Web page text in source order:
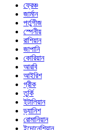
ফ্রেঞ্চ
জার্মান
পর্তুগীজ
স্পেনীয়
রাশিয়ান
জাপানি
কোরিয়ান
আরবি
আইরিশ
গ্রীক
তুর্কি
ইটালিয়ান
ড্যানিশ
রোমানিয়ান
ইন্দোনেশিয়ান